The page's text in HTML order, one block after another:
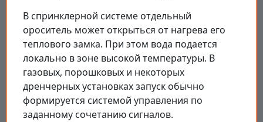
В спринклерной системе отдельный
ороситель может открыться от нагрева его
теплового замка. При этом вода подается
локально в зоне высокой температуры. В
газовых, порошковых и некоторых
дренчерных установках запуск обычно
формируется системой управления по
заданному сочетанию сигналов.